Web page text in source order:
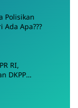
Polisikan
Komedian Mamat Alkatiri Ada Apa???
RI,
DKPP